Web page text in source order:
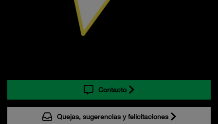
Contacto
Quejas, sugerencias y felicitaciones